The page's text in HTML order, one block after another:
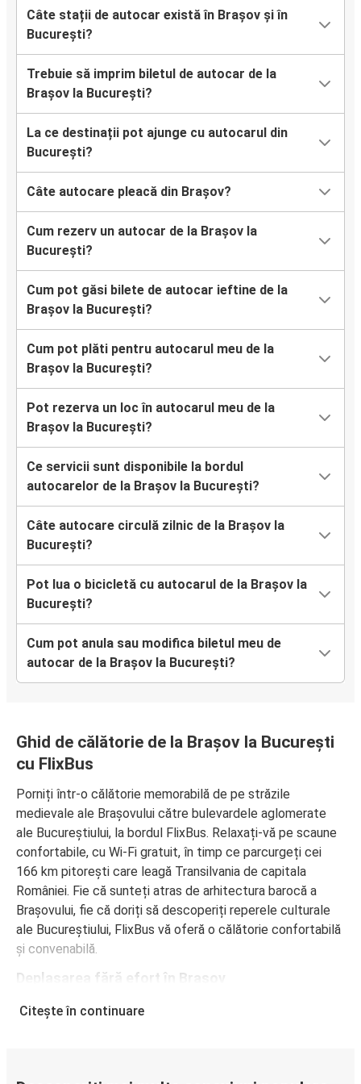
Câte stații de autocar există în Brașov și în
București?
Trebuie să imprim biletul de autocar de la
Brașov la București?
La ce destinații pot ajunge cu autocarul din
București?
Câte autocare pleacă din Brașov?
Cum rezerv un autocar de la Brașov la
București?
Cum pot găsi bilete de autocar ieftine de la
Brașov la București?
Cum pot plăti pentru autocarul meu de la
Brașov la București?
Pot rezerva un loc în autocarul meu de la
Brașov la București?
Ce servicii sunt disponibile la bordul
autocarelor de la Brașov la București?
Câte autocare circulă zilnic de la Brașov la
București?
Pot lua o bicicletă cu autocarul de la Brașov la
București?
Cum pot anula sau modifica biletul meu de
autocar de la Brașov la București?
Ghid de călătorie de la Brașov la București
cu FlixBus
Porniți într-o călătorie memorabilă de pe străzile
medievale ale Brașovului către bulevardele aglomerate
ale Bucureștiului, la bordul FlixBus. Relaxați-vă pe scaune
confortabile, cu Wi-Fi gratuit, în timp ce parcurgeți cei
166 km pitorești care leagă Transilvania de capitala
României. Fie că sunteți atras de arhitectura barocă a
Brașovului, fie că doriți să descoperiți reperele culturale
ale Bucureștiului, FlixBus vă oferă o călătorie confortabilă
și convenabilă.
Deplasarea fără efort în Brașov
Transportul public din Brașov, operat de RATBV, include
Citește în continuare